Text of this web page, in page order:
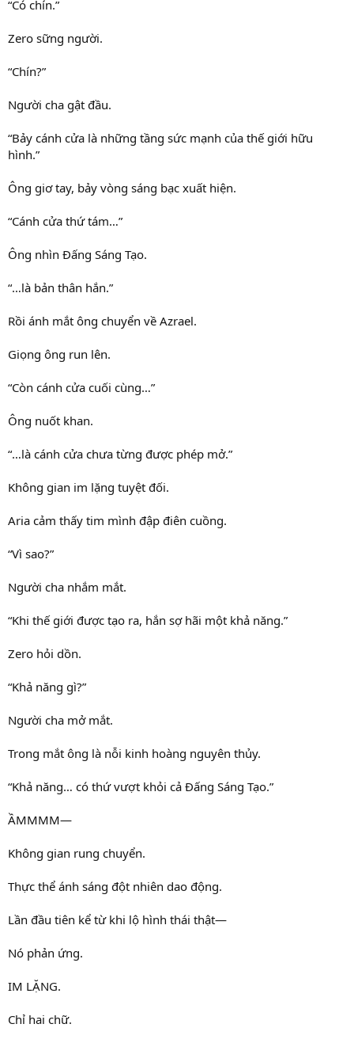
“Có chín.”
Zero sững người.
“Chín?”
Người cha gật đầu.
“Bảy cánh cửa là những tầng sức mạnh của thế giới hữu
hình.”
Ông giơ tay, bảy vòng sáng bạc xuất hiện.
“Cánh cửa thứ tám…”
Ông nhìn Đấng Sáng Tạo.
“…là bản thân hắn.”
Rồi ánh mắt ông chuyển về Azrael.
Giọng ông run lên.
“Còn cánh cửa cuối cùng…”
Ông nuốt khan.
“…là cánh cửa chưa từng được phép mở.”
Không gian im lặng tuyệt đối.
Aria cảm thấy tim mình đập điên cuồng.
“Vì sao?”
Người cha nhắm mắt.
“Khi thế giới được tạo ra, hắn sợ hãi một khả năng.”
Zero hỏi dồn.
“Khả năng gì?”
Người cha mở mắt.
Trong mắt ông là nỗi kinh hoàng nguyên thủy.
“Khả năng… có thứ vượt khỏi cả Đấng Sáng Tạo.”
ẦMMMM—
Không gian rung chuyển.
Thực thể ánh sáng đột nhiên dao động.
Lần đầu tiên kể từ khi lộ hình thái thật—
Nó phản ứng.
IM LẶNG.
Chỉ hai chữ.